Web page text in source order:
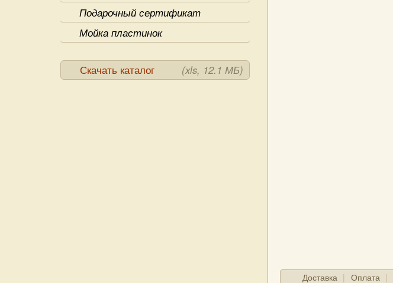
Подарочный сертификат
Мойка пластинок
Скачать каталог (xls, 12.1 МБ)
Доставка Оплата